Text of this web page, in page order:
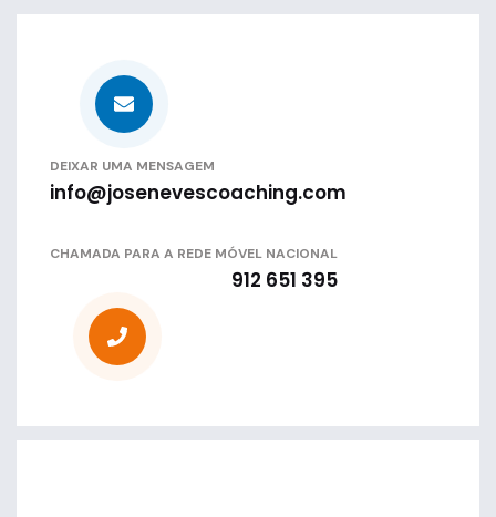
DEIXAR UMA MENSAGEM
info@josenevescoaching.com
CHAMADA PARA A REDE MÓVEL NACIONAL
912 651 395